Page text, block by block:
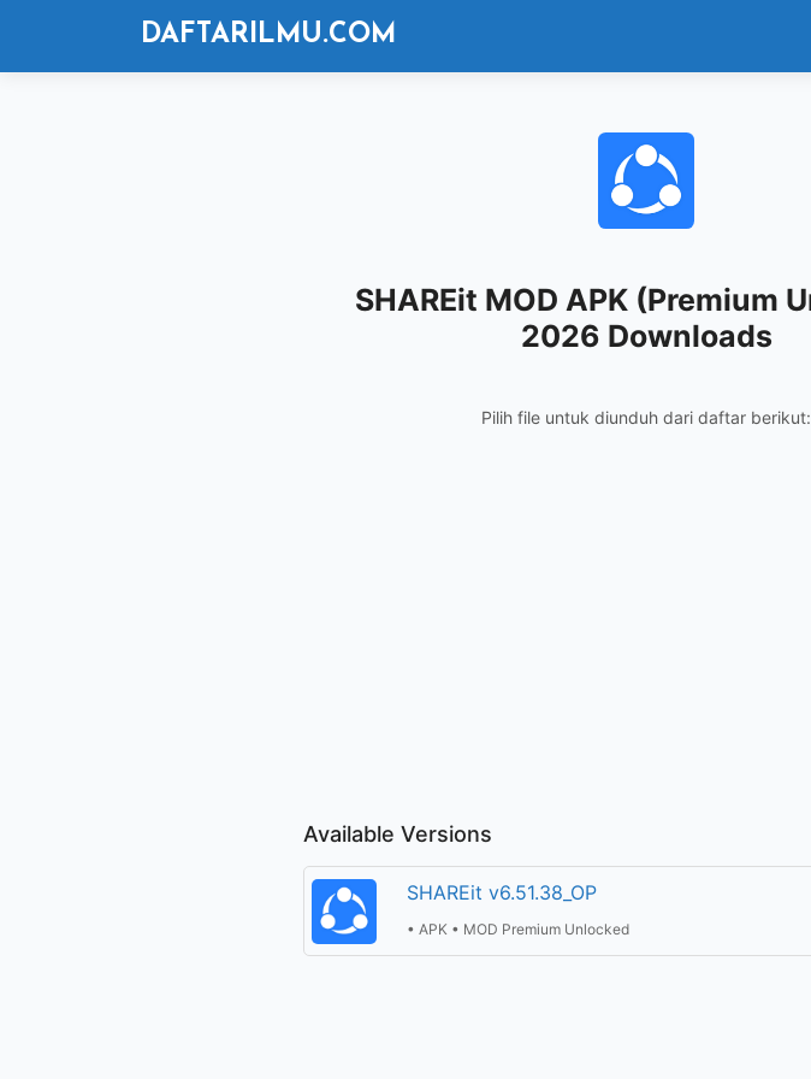
DAFTARILMU.COM
SHAREit MOD APK (Premium
2026 Downloads
Pilih file untuk diunduh dari daftar berikut:
Available Versions
SHAREit v6.51.38_OP
• APK • MOD Premium Unlocked